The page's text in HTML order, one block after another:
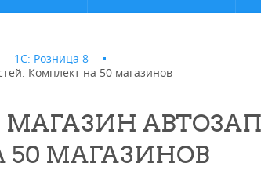
1С: Розница 8
Комплект на 50 магазинов
МАГАЗИН
МАГАЗИНОВ